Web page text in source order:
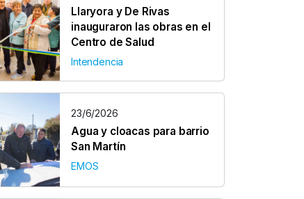
Llaryora y De Rivas
inauguraron las obras en el
Centro de Salud
Intendencia
23/6/2026
Agua y cloacas para barrio
San Martín
EMOS